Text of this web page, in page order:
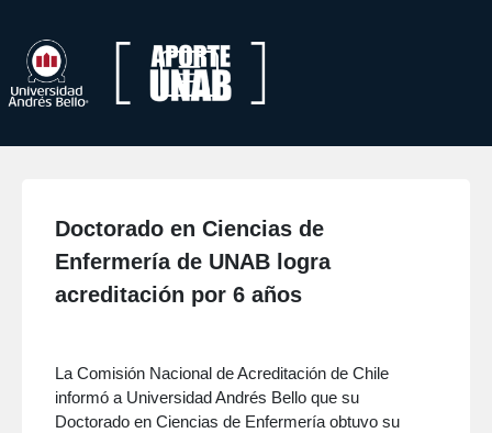
Doctorado en Ciencias de
Enfermería de UNAB logra
acreditación por 6 años
La Comisión Nacional de Acreditación de Chile
informó a Universidad Andrés Bello que su
Doctorado en Ciencias de Enfermería obtuvo su